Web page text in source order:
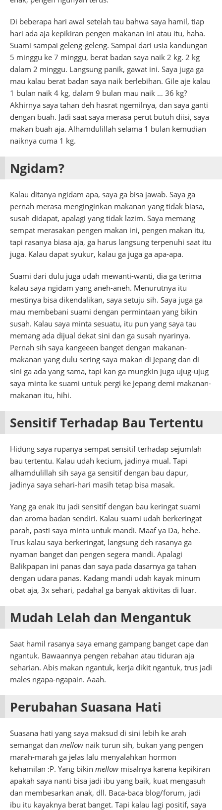
Di beberapa hari awal setelah tau bahwa saya hamil, tiap
hari ada aja kepikiran pengen makanan ini atau itu, haha.
Suami sampai geleng-geleng. Sampai dari usia kandungan
5 minggu ke 7 minggu, berat badan saya naik 2 kg. 2 kg
dalam 2 minggu. Langsung panik, gawat ini. Saya juga ga
mau kalau berat badan saya naik berlebihan. Gile aje kalau
1 bulan naik 4 kg, dalam 9 bulan mau naik … 36 kg?
Akhirnya saya tahan deh hasrat ngemilnya, dan saya ganti
dengan buah. Jadi saat saya merasa perut butuh diisi, saya
makan buah aja. Alhamdulillah selama 1 bulan kemudian
naiknya cuma 1 kg.
Ngidam?
Kalau ditanya ngidam apa, saya ga bisa jawab. Saya ga
pernah merasa menginginkan makanan yang tidak biasa,
susah didapat, apalagi yang tidak lazim. Saya memang
sempat merasakan pengen makan ini, pengen makan itu,
tapi rasanya biasa aja, ga harus langsung terpenuhi saat itu
juga. Kalau dapat syukur, kalau ga juga ga apa-apa.
Suami dari dulu juga udah mewanti-wanti, dia ga terima
kalau saya ngidam yang aneh-aneh. Menurutnya itu
mestinya bisa dikendalikan, saya setuju sih. Saya juga ga
mau membebani suami dengan permintaan yang bikin
susah. Kalau saya minta sesuatu, itu pun yang saya tau
memang ada dijual dekat sini dan ga susah nyarinya.
Pernah sih saya kangeeen banget dengan makanan-
makanan yang dulu sering saya makan di Jepang dan di
sini ga ada yang sama, tapi kan ga mungkin juga ujug-ujug
saya minta ke suami untuk pergi ke Jepang demi makanan-
makanan itu, hihi.
Sensitif Terhadap Bau Tertentu
Hidung saya rupanya sempat sensitif terhadap sejumlah
bau tertentu. Kalau udah kecium, jadinya mual. Tapi
alhamdulillah sih saya ga sensitif dengan bau dapur,
jadinya saya sehari-hari masih tetap bisa masak.
Yang ga enak itu jadi sensitif dengan bau keringat suami
dan aroma badan sendiri. Kalau suami udah berkeringat
parah, pasti saya minta untuk mandi. Maaf ya Da, hehe.
Trus kalau saya berkeringat, langsung deh rasanya ga
nyaman banget dan pengen segera mandi. Apalagi
Balikpapan ini panas dan saya pada dasarnya ga tahan
dengan udara panas. Kadang mandi udah kayak minum
obat aja, 3x sehari, padahal ga banyak aktivitas di luar.
Mudah Lelah dan Mengantuk
Saat hamil rasanya saya emang gampang banget cape dan
ngantuk. Bawaannya pengen rebahan atau tiduran aja
seharian. Abis makan ngantuk, kerja dikit ngantuk, trus jadi
males ngapa-ngapain. Aaah.
Perubahan Suasana Hati
Suasana hati yang saya maksud di sini lebih ke arah
semangat dan mellow naik turun sih, bukan yang pengen
marah-marah ga jelas lalu menyalahkan hormon
kehamilan :P. Yang bikin mellow misalnya karena kepikiran
apakah saya nanti bisa jadi ibu yang baik, kuat mengasuh
dan membesarkan anak, dll. Baca-baca blog/forum, jadi
ibu itu kayaknya berat banget. Tapi kalau lagi positif, saya